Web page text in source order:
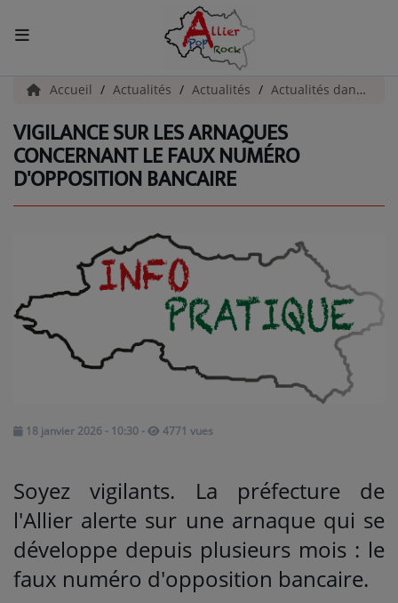
ACCUEIL
Actualités
INFOS - ALLIER
INFOS POP ROCK
La Radio
EMISSIONS
Médias
Agenda
Titres diffusés
Accueil Actualités Actualités Actualités dans l'Allier
VIGILANCE SUR LES ARNAQUES
CONCERNANT LE FAUX NUMÉRO
D'OPPOSITION BANCAIRE
18 janvier 2026 - 10:30 - 4771 vues
Soyez vigilants. La préfecture de
l'Allier alerte sur une arnaque qui se
développe depuis plusieurs mois : le
faux numéro d'opposition bancaire.